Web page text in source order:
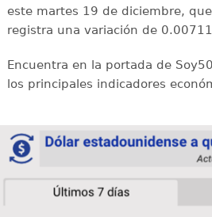
este martes 19 de diciembre,
registra una variación de
Encuentra en la portada de
los principales indicadores